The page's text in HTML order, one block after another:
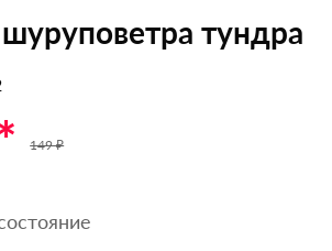
тундра
149 ₽